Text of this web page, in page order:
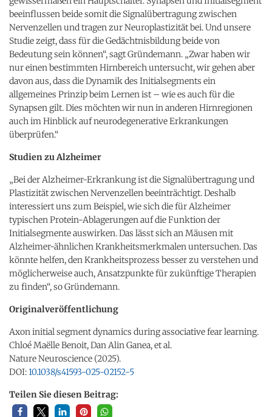
beeinflussen beide somit die Signalübertragung zwischen
Nervenzellen und tragen zur Neuroplastizität bei. Und unsere
Studie zeigt, dass für die Gedächtnisbildung beide von
Bedeutung sein können“, sagt Gründemann. „Zwar haben wir
nur einen bestimmten Hirnbereich untersucht, wir gehen aber
davon aus, dass die Dynamik des Initialsegments ein
allgemeines Prinzip beim Lernen ist – wie es auch für die
Synapsen gilt. Dies möchten wir nun in anderen Hirnregionen
auch im Hinblick auf neurodegenerative Erkrankungen
überprüfen.“
Studien zu Alzheimer
„Bei der Alzheimer-Erkrankung ist die Signalübertragung und
Plastizität zwischen Nervenzellen beeinträchtigt. Deshalb
interessiert uns zum Beispiel, wie sich die für Alzheimer
typischen Protein-Ablagerungen auf die Funktion der
Initialsegmente auswirken. Das lässt sich an Mäusen mit
Alzheimer-ähnlichen Krankheitsmerkmalen untersuchen. Das
könnte helfen, den Krankheitsprozess besser zu verstehen und
möglicherweise auch, Ansatzpunkte für zukünftige Therapien
zu finden“, so Gründemann.
Originalveröffentlichung
Axon initial segment dynamics during associative fear learning.
Chloé Maëlle Benoit, Dan Alin Ganea, et al.
Nature Neuroscience (2025).
DOI: 10.1038/s41593-025-02152-5
Teilen Sie diesen Beitrag: